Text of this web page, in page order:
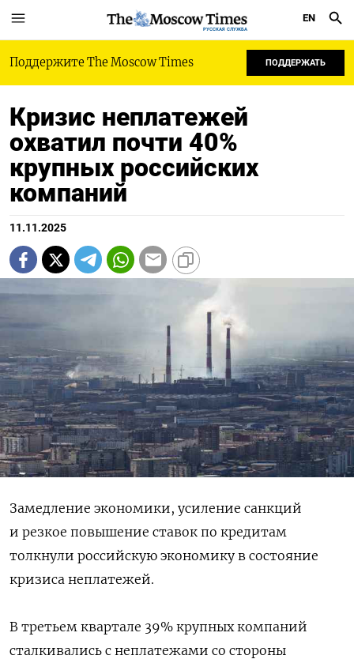
РУССКАЯ СЛУЖБА
EN
Поддержите The Moscow Times ПОДДЕРЖАТЬ
Кризис неплатежей
охватил почти 40%
крупных российских
компаний
11.11.2025
Замедление экономики, усиление санкций
и резкое повышение ставок по кредитам
толкнули российскую экономику в состояние
кризиса неплатежей.
В третьем квартале 39% крупных компаний
сталкивались с неплатежами со стороны